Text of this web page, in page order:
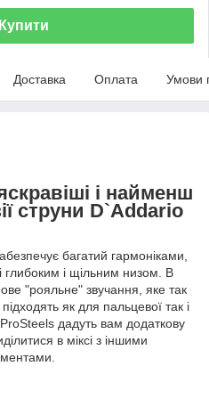
Купити
Доставка Оплата Умови
і найменш
струни D`Addario
багатий гармоніками,
глибоким і щільним низом. В
"рояльне" звучання, яке так
як для пальцевої так і
дадуть вам додаткову
в міксі з іншими